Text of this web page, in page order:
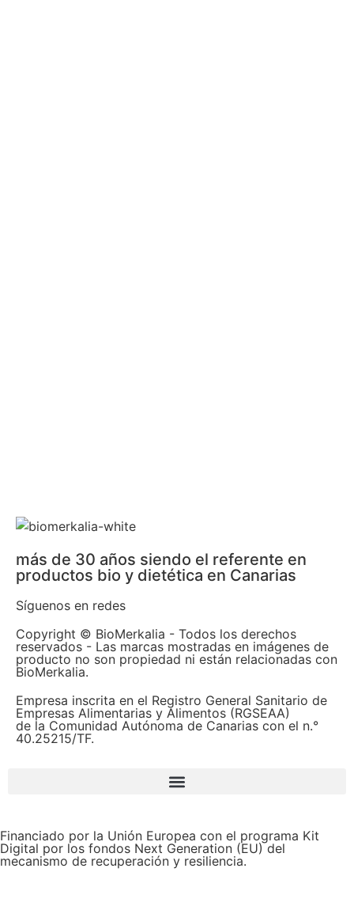
más de 30 años siendo el referente en
productos bio y dietética en Canarias
Síguenos en redes
Copyright © BioMerkalia - Todos los derechos
reservados - Las marcas mostradas en imágenes de
producto no son propiedad ni están relacionadas con
BioMerkalia.
Empresa inscrita en el Registro General Sanitario de
Empresas Alimentarias y Alimentos (RGSEAA)
de la Comunidad Autónoma de Canarias con el n.°
40.25215/TF.
Financiado por la Unión Europea con el programa Kit
Digital por los fondos Next Generation (EU) del
mecanismo de recuperación y resiliencia.